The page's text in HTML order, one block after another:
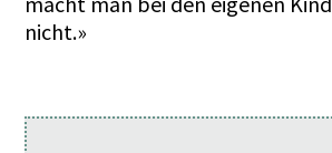
nicht.»